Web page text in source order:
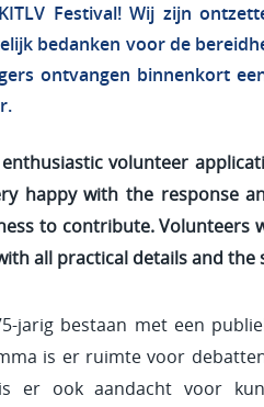
Festival! Wij zijn
bedanken voor de
ontvangen binnenkort
volunteer
happy with the response
to contribute. Volunteers
all practical details and the
jarig bestaan met een
is er ruimte voor
er ook aandacht voor